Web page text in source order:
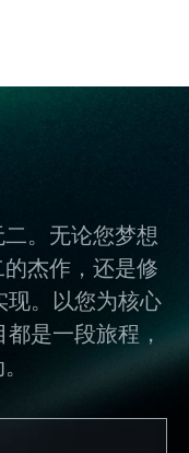
。无论您梦想
杰作，还是修
现。以您为核心
是一段旅程，